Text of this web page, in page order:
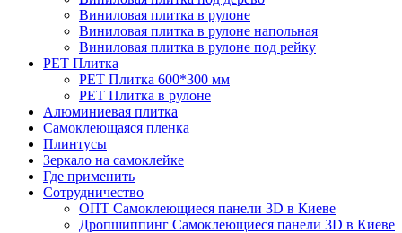
Виниловая плитка в рулоне
Виниловая плитка в рулоне напольная
Виниловая плитка в рулоне под рейку
PET Плитка
PET Плитка 600*300 мм
PET Плитка в рулоне
Алюминиевая плитка
Самоклеющаяся пленка
Плинтусы
Зеркало на самоклейке
Где применить
Сотрудничество
ОПТ Самоклеющиеся панели 3D в Киеве
Дропшиппинг Самоклеющиеся панели 3D в Киеве